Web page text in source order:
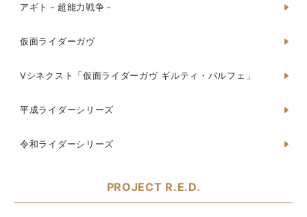
アギト－超能力戦争－
仮面ライダーガヴ
Vシネクスト「仮面ライダーガヴ ギルティ・パルフェ」
平成ライダーシリーズ
令和ライダーシリーズ
PROJECT R.E.D.